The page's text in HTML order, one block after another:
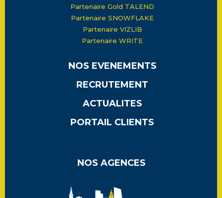
Partenaire Gold TALEND
Partenaire SNOWFLAKE
Partenaire VIZLIB
Partenaire WRITE
NOS EVENEMENTS
RECRUTEMENT
ACTUALITES
PORTAIL CLIENTS
NOS AGENCES